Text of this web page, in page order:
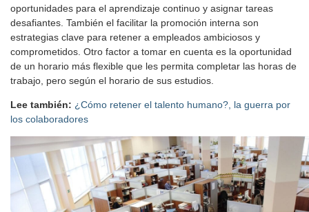
oportunidades para el aprendizaje continuo y asignar tareas
desafiantes. También el facilitar la promoción interna son
estrategias clave para retener a empleados ambiciosos y
comprometidos. Otro factor a tomar en cuenta es la oportunidad
de un horario más flexible que les permita completar las horas de
trabajo, pero según el horario de sus estudios.
Lee también: ¿Cómo retener el talento humano?, la guerra por
los colaboradores